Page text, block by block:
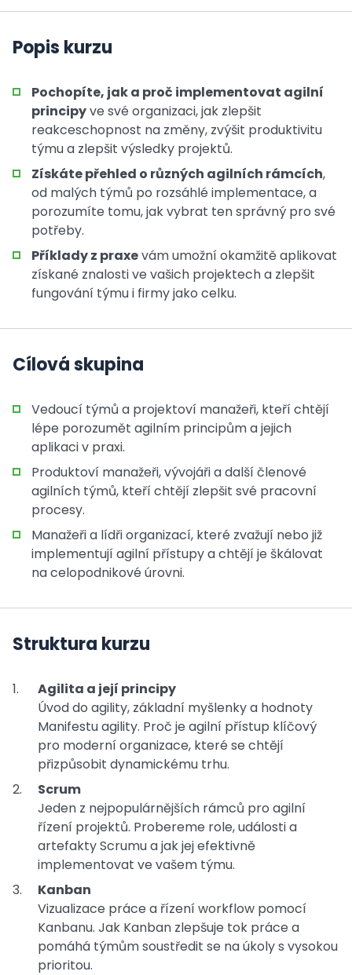
Popis kurzu
Pochopíte, jak a proč implementovat agilní
principyve své organizaci, jak zlepšit
reakceschopnost na změny, zvýšit produktivitu
týmu a zlepšit výsledky projektů.
Získáte přehled o různých agilních rámcích,
od malých týmů po rozsáhlé implementace, a
porozumíte tomu, jak vybrat ten správný pro své
potřeby.
Příklady z praxevám umožní okamžitě aplikovat
získané znalosti ve vašich projektech a zlepšit
fungování týmu i firmy jako celku.
Cílová skupina
Vedoucí týmů a projektoví manažeři, kteří chtějí
lépe porozumět agilním principům a jejich
aplikaci v praxi.
Produktoví manažeři, vývojáři a další členové
agilních týmů, kteří chtějí zlepšit své pracovní
procesy.
Manažeři a lídři organizací, které zvažují nebo již
implementují agilní přístupy a chtějí je škálovat
na celopodnikové úrovni.
Struktura kurzu
Agilita a její principy
Úvod do agility, základní myšlenky a hodnoty
Manifestu agility. Proč je agilní přístup klíčový
pro moderní organizace, které se chtějí
přizpůsobit dynamickému trhu.
Scrum
Jeden z nejpopulárnějších rámců pro agilní
řízení projektů. Probereme role, události a
artefakty Scrumu a jak jej efektivně
implementovat ve vašem týmu.
Kanban
Vizualizace práce a řízení workflow pomocí
Kanbanu. Jak Kanban zlepšuje tok práce a
pomáhá týmům soustředit se na úkoly s vysokou
prioritou.